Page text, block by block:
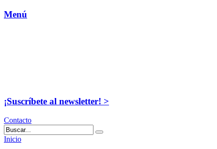
Menú
¡Suscríbete al newsletter! >
Contacto
Inicio